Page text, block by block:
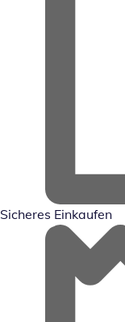
Sicheres Einkaufen